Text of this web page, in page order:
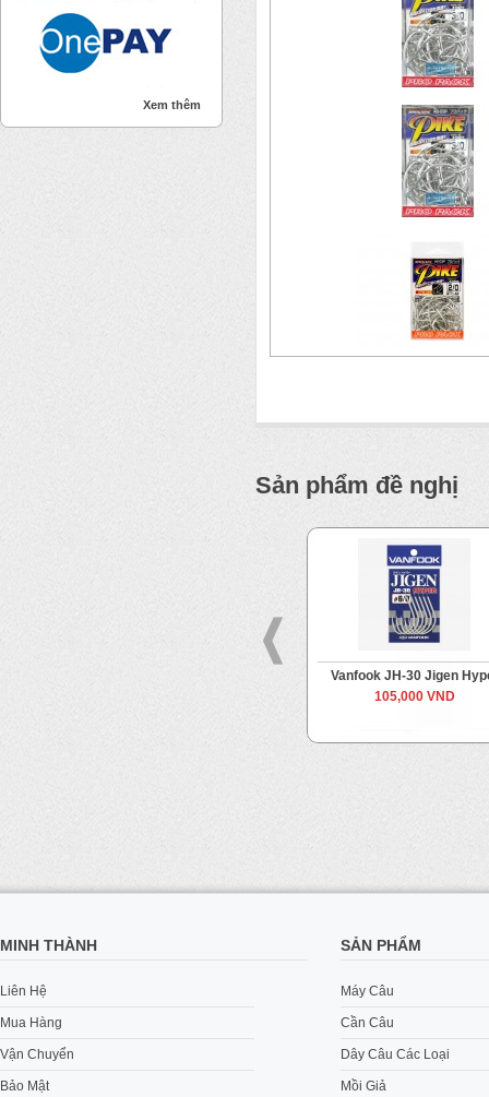
Xem thêm
Sản phẩm đề nghị
Vanfook JH-30 Jigen
105,000 VND
MINH THÀNH
Liên Hệ
Mua Hàng
Vận Chuyển
Bảo Mật
SẢN PHẨM
Máy Câu
Cần Câu
Dây Câu Các Loại
Mồi Giả